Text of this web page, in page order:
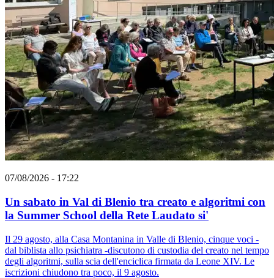
07/08/2026 - 17:22
Un sabato in Val di Blenio tra creato e algoritmi con
la Summer School della Rete Laudato si'
Il 29 agosto, alla Casa Montanina in Valle di Blenio, cinque voci -
dal biblista allo psichiatra -discutono di custodia del creato nel tempo
degli algoritmi, sulla scia dell'enciclica firmata da Leone XIV. Le
iscrizioni chiudono tra poco, il 9 agosto.